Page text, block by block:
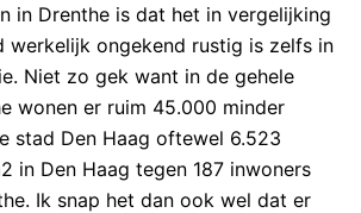
in Drenthe is dat het in vergelijking
werkelijk ongekend rustig is zelfs in
Niet zo gek want in de gehele
wonen er ruim 45.000 minder
stad Den Haag oftewel 6.523
in Den Haag tegen 187 inwoners
Ik snap het dan ook wel dat er